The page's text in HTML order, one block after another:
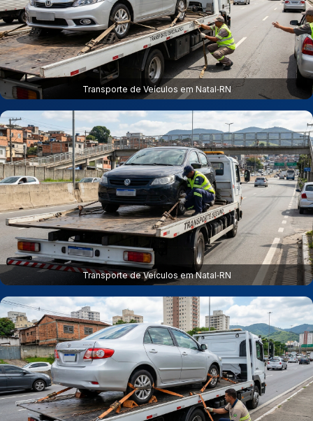
Transporte de Veículos em Natal‑RN
Transporte de Veículos em Natal‑RN